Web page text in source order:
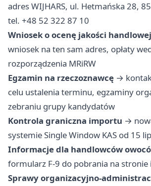
adres WIJHARS, ul. Hetmańska 28,
tel. +48 52 322 87 10
Wniosek o ocenę jakości handlowej
wniosek na ten sam adres, opłaty
rozporządzenia MRiRW
Egzamin na rzeczoznawcę →
celu ustalenia terminu, egzaminy
zebraniu grupy kandydatów
Kontrola graniczna importu →
systemie Single Window KAS od 15
Informacje dla handlowców
formularz F-9 do pobrania na
Sprawy organizacyjno-